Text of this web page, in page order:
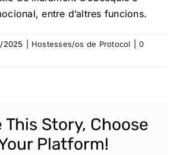
entre d’altres funcions.
2025 Hostesses/os de Protocol
0
This Story, Choose
Platform!